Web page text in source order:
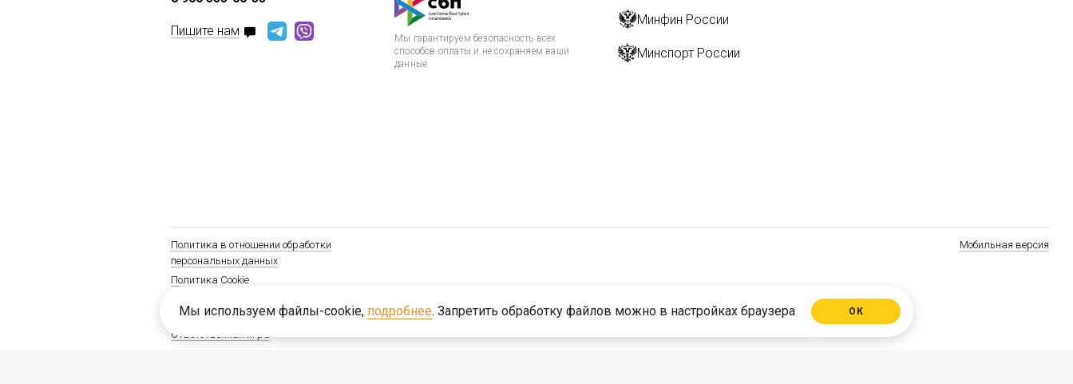
Пишите нам
Мы гарантируем безопасность всех
способов оплаты и не сохраняем ваши
данные
Минфин России
Минспорт России
Политика в отношении обработки
персональных данных
Политика Cookie
АО «ТК «Центр»
Ответственная игра
Мобильная версия
Мы используем файлы-cookie, подробнее. Запретить обработку файлов можно в настройках браузера ОК